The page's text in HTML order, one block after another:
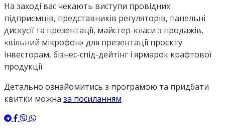
На заході вас чекають виступи провідних
підприємців, представників регуляторів, панельні
дискусії та презентації, майстер-класи з продажів,
«вільний мікрофон» для презентації проєкту
інвесторам, бізнес-спід-дейтінг і ярмарок крафтової
продукції
Детально ознайомитись з програмою та придбати
квитки можна за посиланням